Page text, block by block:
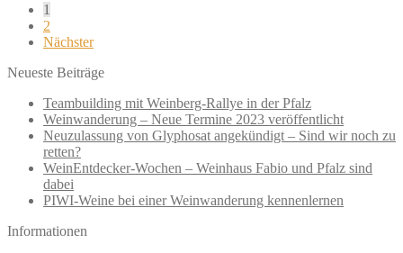
Seitennummerierung
der
1
2
Nächster
Neueste Beiträge
Teambuilding mit Weinberg-Rallye in der Pfalz
Weinwanderung – Neue Termine 2023 veröffentlicht
Neuzulassung von Glyphosat angekündigt – Sind wir noch zu
retten?
WeinEntdecker-Wochen – Weinhaus Fabio und Pfalz sind
dabei
PIWI-Weine bei einer Weinwanderung kennenlernen
Informationen